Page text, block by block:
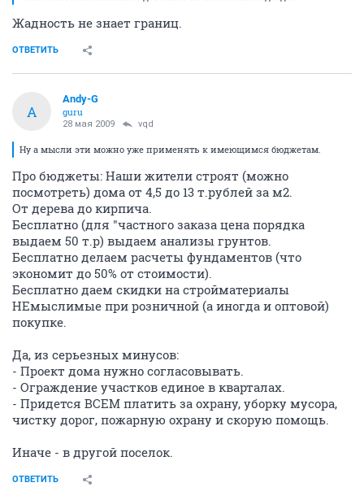
Жадность не знает границ.
ОТВЕТИТЬ
A
Andy-G
guru
28 мая 2009 vqd
Ну а мысли эти можно уже применять к имеющимся бюджетам.
Про бюджеты: Наши жители строят (можно
посмотреть) дома от 4,5 до 13 т.рублей за м2.
От дерева до кирпича.
Бесплатно (для "частного заказа цена порядка
выдаем 50 т.р) выдаем анализы грунтов.
Бесплатно делаем расчеты фундаментов (что
экономит до 50% от стоимости).
Бесплатно даем скидки на стройматериалы
НЕмыслимые при розничной (а иногда и оптовой)
покупке.
Да, из серьезных минусов:
- Проект дома нужно согласовывать.
- Ограждение участков единое в кварталах.
- Придется ВСЕМ платить за охрану, уборку мусора,
чистку дорог, пожарную охрану и скорую помощь.
Иначе - в другой поселок.
ОТВЕТИТЬ